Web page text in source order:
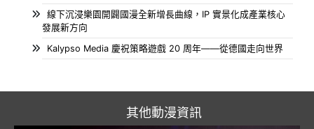
線下沉浸樂園開闢國漫全新增長曲線，IP 實景化成產業核心
發展新方向
Kalypso Media 慶祝策略遊戲 20 周年——從德國走向世界
其他動漫資訊